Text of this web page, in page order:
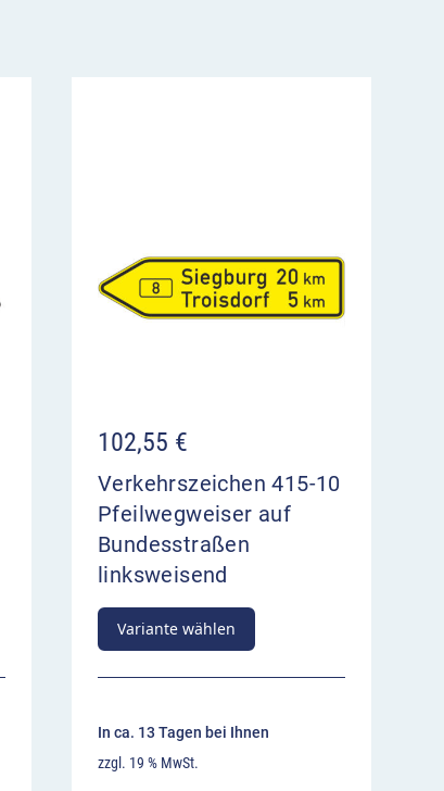
102,55 €
Verkehrszeichen 415-10
Pfeilwegweiser auf
Bundesstraßen
linksweisend
Variante wählen
In ca. 13 Tagen bei Ihnen
zzgl. 19 % MwSt.